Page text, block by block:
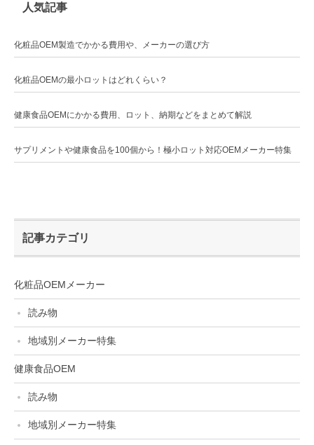
人気記事
化粧品OEM製造でかかる費用や、メーカーの選び方
化粧品OEMの最小ロットはどれくらい？
健康食品OEMにかかる費用、ロット、納期などをまとめて解説
サプリメントや健康食品を100個から！極小ロット対応OEMメーカー特集
記事カテゴリ
化粧品OEMメーカー
読み物
地域別メーカー特集
健康食品OEM
読み物
地域別メーカー特集